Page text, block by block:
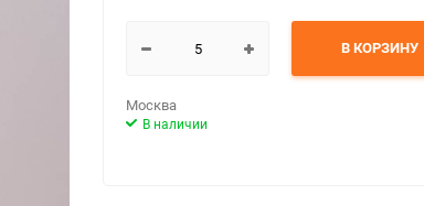
В КОРЗИНУ
Москва
В наличии